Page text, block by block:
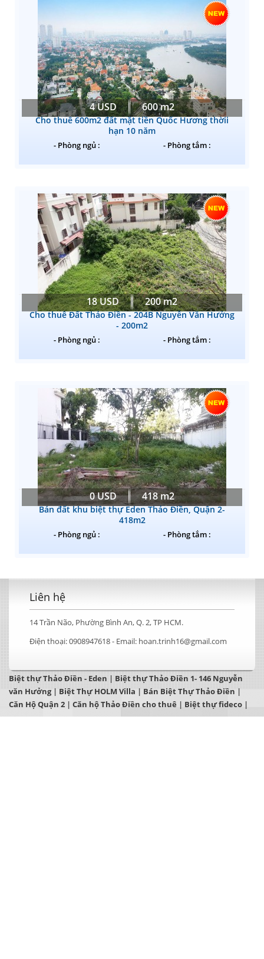
4 USD 600 m2
Cho thuê 600m2 đất mặt tiền Quốc Hương thờii
hạn 10 năm
- Phòng ngủ : - Phòng tắm :
18 USD 200 m2
Cho thuê Đất Thảo Điền - 204B Nguyễn Văn Hưởng
- 200m2
- Phòng ngủ : - Phòng tắm :
0 USD 418 m2
Bán đất khu biệt thự Eden Thảo Điền, Quận 2-
418m2
- Phòng ngủ : - Phòng tắm :
Liên hệ
14 Trần Não, Phường Bình An, Q. 2, TP HCM.
Điện thoại:0908947618 - Email: hoan.trinh16@gmail.com
Biệt thự Thảo Điền - Eden | Biệt thự Thảo Điền 1- 146 Nguyễn
văn Hưởng|Biệt Thự HOLM Villa|Bán Biệt Thự Thảo Điền|
Căn Hộ Quận 2 | Căn hộ Thảo Điền cho thuê | Biệt thự fideco |